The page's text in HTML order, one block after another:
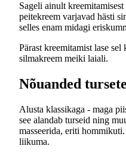
Sageli ainult
peitekreem varjavad hästi
selles enam midagi
Pärast kreemitamist lase
silmakreem meiki laiali.
Nõuanded
Alusta klassikaga - maga
see alandab turseid ning
masseerida, eriti
liikuma.